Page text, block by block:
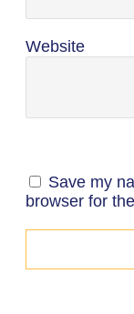
Website
Save my
browser for